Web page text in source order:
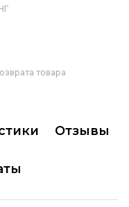
товара
Отзывы